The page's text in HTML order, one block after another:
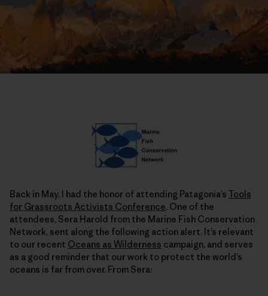
Back in May, I had the honor of attending Patagonia’s Tools
for Grassroots Activists Conference. One of the
attendees, Sera Harold from the Marine Fish Conservation
Network, sent along the following action alert. It’s relevant
to our recent Oceans as Wilderness campaign, and serves
as a good reminder that our work to protect the world’s
oceans is far from over. From Sera: